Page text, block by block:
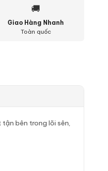
🚚
Giao Hàng Nhanh
Toàn quốc
bên trong lõi sên,